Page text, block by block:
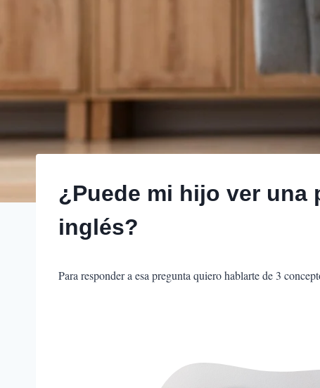
¿Puede mi hijo ver
inglés?
Para responder a esa pregunta quiero hablarte de 3